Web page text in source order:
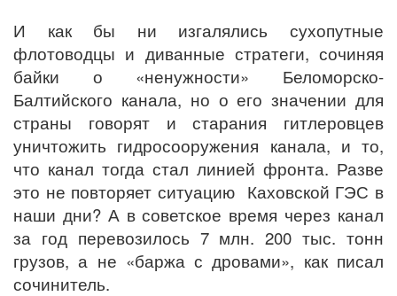
И как бы ни изгалялись сухопутные
флотоводцы и диванные стратеги, сочиняя
байки о «ненужности» Беломорско-
Балтийского канала, но о его значении для
страны говорят и старания гитлеровцев
уничтожить гидросооружения канала, и то,
что канал тогда стал линией фронта. Разве
это не повторяет ситуацию Каховской ГЭС в
наши дни? А в советское время через канал
за год перевозилось 7 млн. 200 тыс. тонн
грузов, а не «баржа с дровами», как писал
сочинитель.